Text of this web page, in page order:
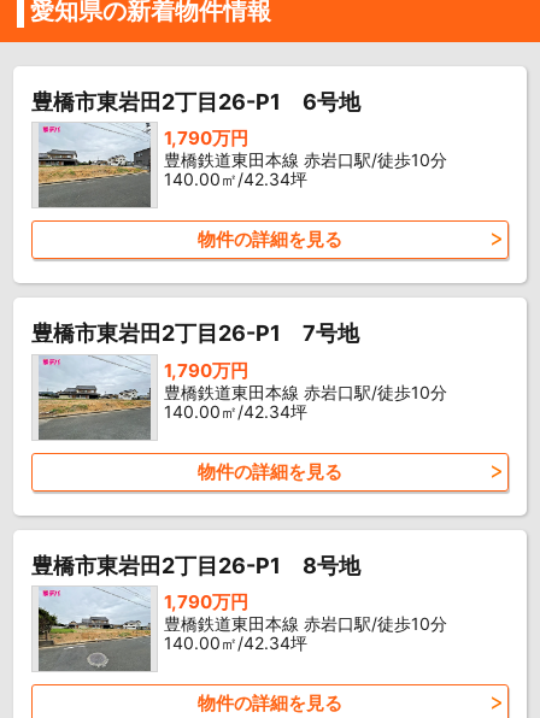
愛知県の新着物件情報
豊橋市東岩田2丁目26-P1 6号地
1,790万円
豊橋鉄道東田本線 赤岩口駅/徒歩10分
140.00㎡/42.34坪
物件の詳細を見る
豊橋市東岩田2丁目26-P1 7号地
1,790万円
豊橋鉄道東田本線 赤岩口駅/徒歩10分
140.00㎡/42.34坪
物件の詳細を見る
豊橋市東岩田2丁目26-P1 8号地
1,790万円
豊橋鉄道東田本線 赤岩口駅/徒歩10分
140.00㎡/42.34坪
物件の詳細を見る